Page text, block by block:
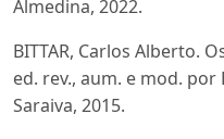
Almedina, 2022.
BITTAR, Carlos Alberto.
ed. rev., aum. e mod. por
Saraiva, 2015.